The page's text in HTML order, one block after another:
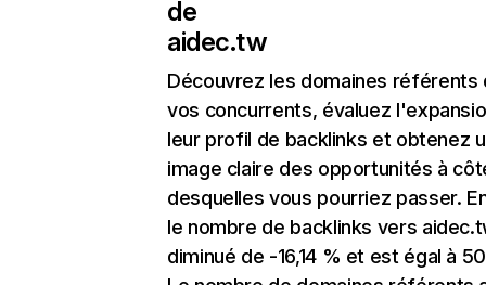
de
aidec.tw
Découvrez les domaines référents
vos concurrents, évaluez
leur profil de backlinks et obtenez
image claire des opportunités à
desquelles vous pourriez passer.
le nombre de backlinks vers
diminué de -16,14 % et est égal à